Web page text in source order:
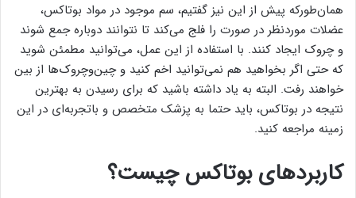
همان‌طورکه پیش از این نیز گفتیم، سم موجود در مواد بوتاکس،
عضلات موردنظر در صورت را فلج می‌کند تا نتوانند دوباره جمع شوند
و چروک ایجاد کنند. با استفاده از این عمل، می‌توانید مطمئن شوید
که حتی اگر بخواهید هم نمی‌توانید اخم کنید و چین‌وچروک‌ها از بین
خواهند رفت. البته به یاد داشته باشید که برای رسیدن به بهترین
نتیجه در بوتاکس، باید حتما به پزشک متخصص و باتجربه‌ای در این
زمینه مراجعه کنید.
کاربردهای بوتاکس چیست؟